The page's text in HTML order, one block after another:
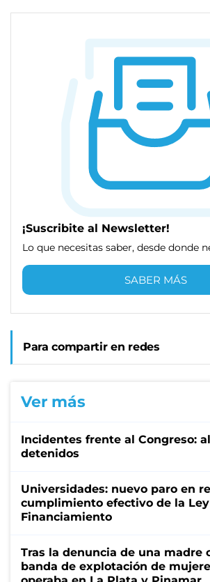
¡Suscribite al Newsletter!
Lo que necesitas saber, desde donde
SABER MÁS
Para compartir en redes
Ver más
Incidentes frente al Congreso:
detenidos
Universidades: nuevo paro en
cumplimiento efectivo de la
Financiamiento
Tras la denuncia de una madre
banda de explotación de